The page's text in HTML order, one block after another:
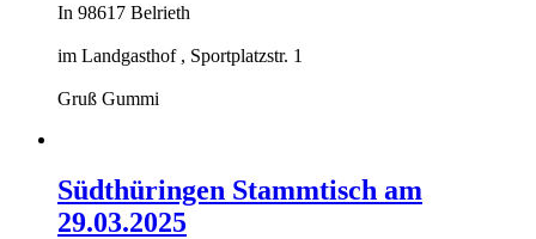
In 98617 Belrieth
im Landgasthof , Sportplatzstr. 1
Gruß Gummi
Südthüringen Stammtisch am
29.03.2025